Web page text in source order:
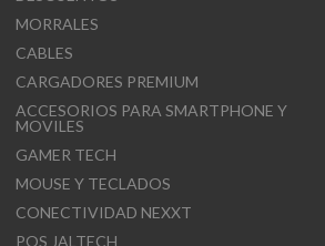
MORRALES
CABLES
CARGADORES PREMIUM
ACCESORIOS PARA SMARTPHONE Y
MOVILES
GAMER TECH
MOUSE Y TECLADOS
CONECTIVIDAD NEXXT
POS JALTECH